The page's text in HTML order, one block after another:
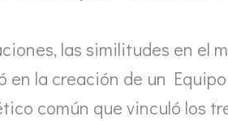
las similitudes en el
en la creación de un
común que vinculó los